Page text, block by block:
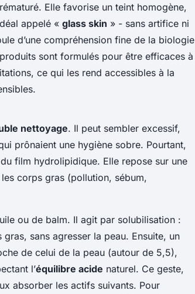
Elle favorise un teint homogène,
appelé « glass skin » - sans artifice ni
d’une compréhension fine de la biologie
sont formulés pour être efficaces à
ce qui les rend accessibles à la
nettoyage. Il peut sembler excessif,
prônaient une hygiène sobre. Pourtant,
film hydrolipidique. Elle repose sur une
corps gras (pollution, sébum,
ou de balm. Il agit par solubilisation :
sans agresser la peau. Ensuite, un
de celui de la peau (autour de 5,5),
l’équilibre acide naturel. Ce geste,
absorber les actifs suivants. Pour